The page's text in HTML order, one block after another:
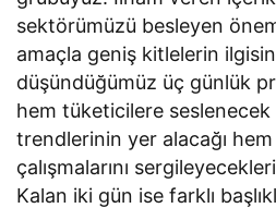
sektörümüzü besleyen
amaçla geniş kitlelerin
düşündüğümüz üç günlük
hem tüketicilere
trendlerinin yer alacağı
çalışmalarını
Kalan iki gün ise farklı